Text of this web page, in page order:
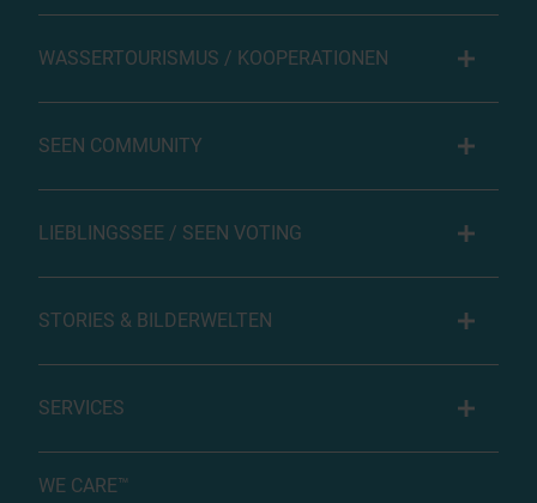
WASSERTOURISMUS / KOOPERATIONEN
SEEN COMMUNITY
LIEBLINGSSEE / SEEN VOTING
STORIES & BILDERWELTEN
SERVICES
WE CARE™